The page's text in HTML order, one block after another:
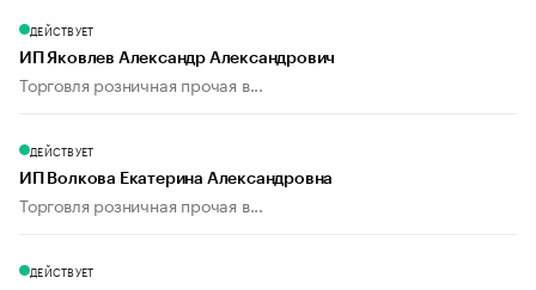
ДЕЙСТВУЕТ
ИП Яковлев Александр Александрович
Торговля розничная прочая в...
ДЕЙСТВУЕТ
ИП Волкова Екатерина Александровна
Торговля розничная прочая в...
ДЕЙСТВУЕТ